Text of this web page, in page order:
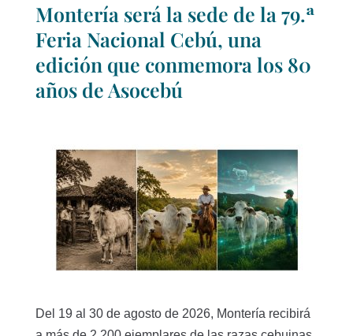
Montería será la sede de la 79.ª
Feria Nacional Cebú, una
edición que conmemora los 80
años de Asocebú
Del 19 al 30 de agosto de 2026, Montería recibirá